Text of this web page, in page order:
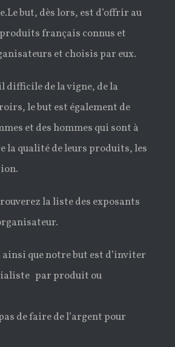
but, dès lors, est d’offrir au
français connus et
et choisis par eux.
difficile de la vigne, de la
le but est également de
et des hommes qui sont à
la qualité de leurs produits, les
la liste des exposants
que notre but est d’inviter
par produit ou
de faire de l’argent pour